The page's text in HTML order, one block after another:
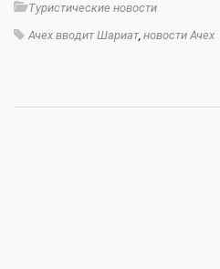
Туристические новости
Ачех вводит Шариат, новости Ачех